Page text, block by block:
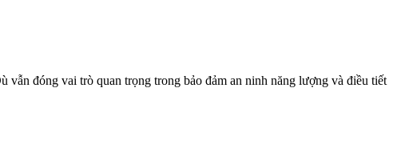
đóng vai trò quan trọng trong bảo đảm an ninh năng lượng và điều tiết